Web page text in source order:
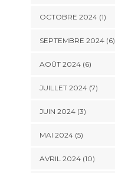
OCTOBRE 2024 (1)
SEPTEMBRE 2024 (6)
AOÛT 2024 (6)
JUILLET 2024 (7)
JUIN 2024 (3)
MAI 2024 (5)
AVRIL 2024 (10)